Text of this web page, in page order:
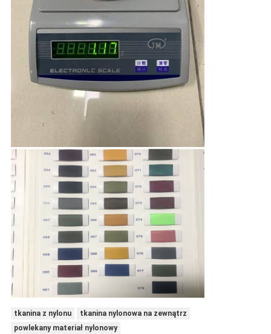
tkanina z nylonu
tkanina nylonowa na zewnątrz
powlekany materiał nylonowy